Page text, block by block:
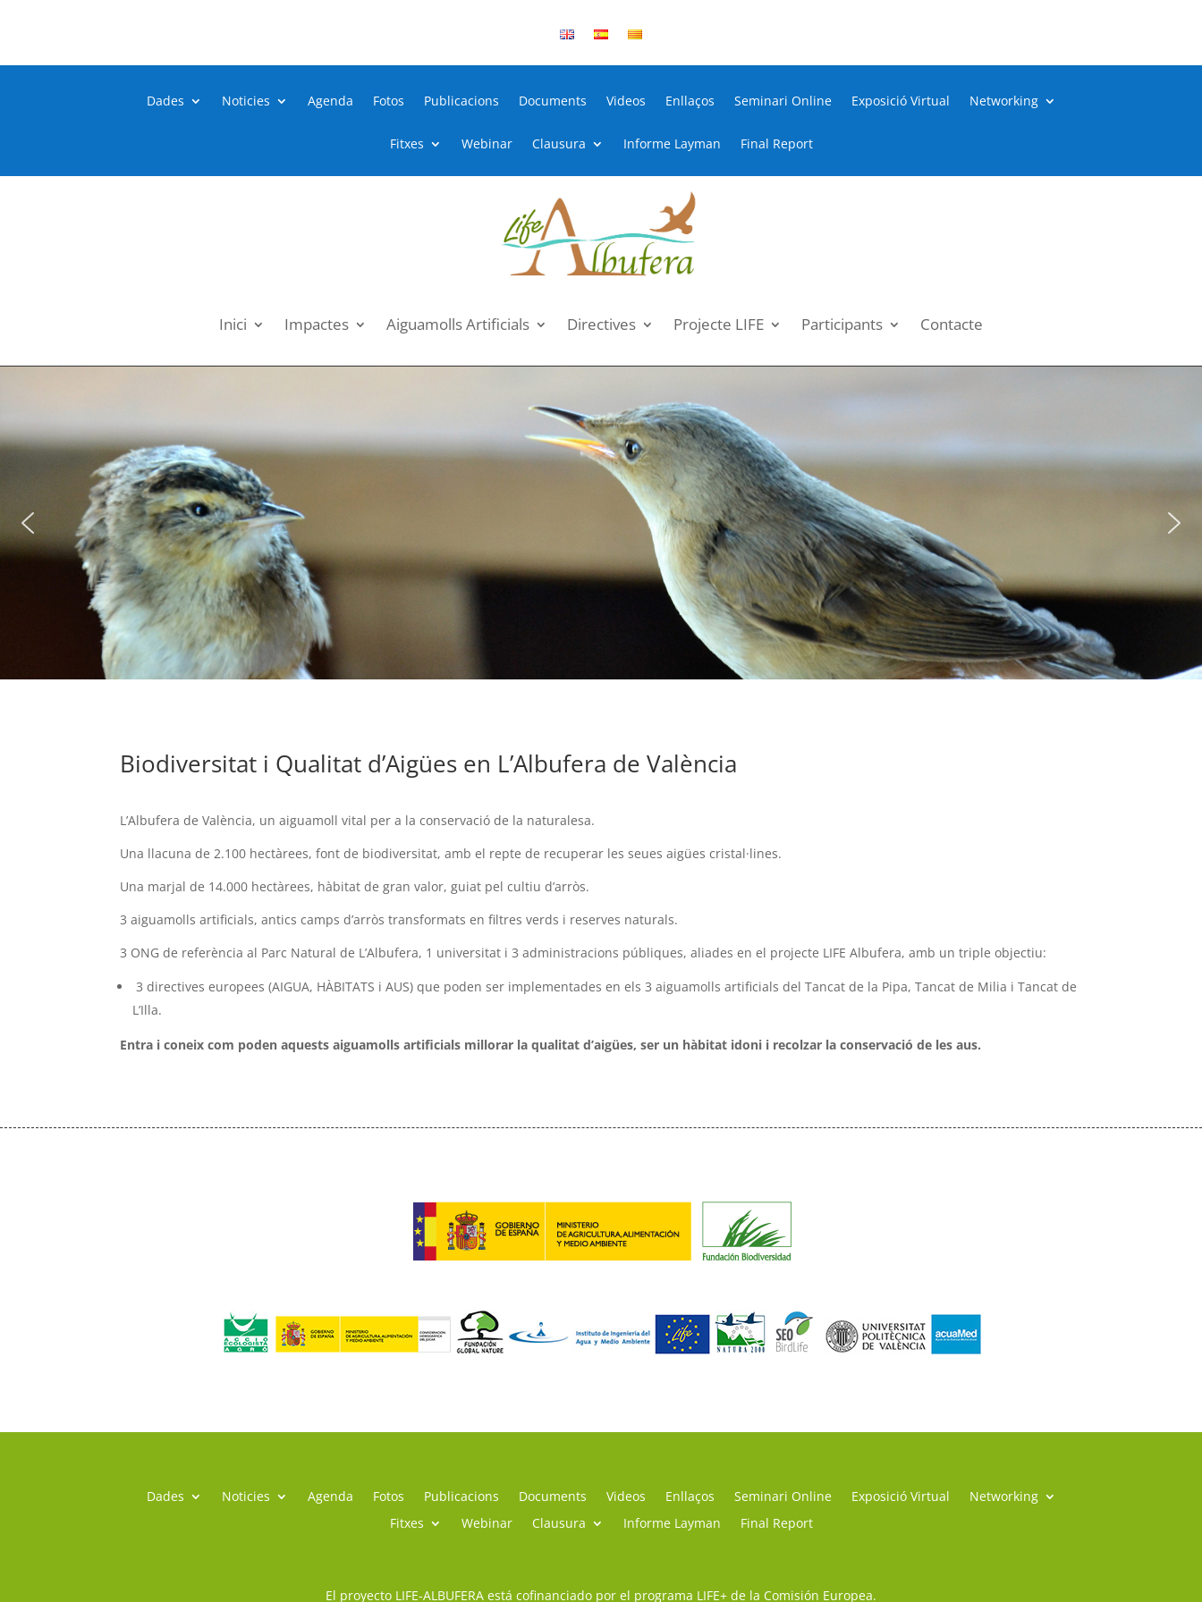
Dades Noticies Agenda Fotos Publicacions Documents Videos Enllaços Seminari Online Exposició Virtual Networking
Fitxes Webinar Clausura Informe Layman Final Report
Inici Impactes Aiguamolls Artificials Directives Projecte LIFE Participants Contacte
Biodiversitat i Qualitat d’Aigües en L’Albufera de València
L’Albufera de València, un aiguamoll vital per a la conservació de la naturalesa.
Una llacuna de 2.100 hectàrees, font de biodiversitat, amb el repte de recuperar les seues aigües cristal·lines.
Una marjal de 14.000 hectàrees, hàbitat de gran valor, guiat pel cultiu d’arròs.
3 aiguamolls artificials, antics camps d’arròs transformats en filtres verds i reserves naturals.
3 ONG de referència al Parc Natural de L’Albufera, 1 universitat i 3 administracions públiques, aliades en el projecte LIFE Albufera, amb un triple objectiu:
3 directives europees (AIGUA, HÀBITATS i AUS) que poden ser implementades en els 3 aiguamolls artificials del Tancat de la Pipa, Tancat de Milia i Tancat de
L’Illa.
Entra i coneix com poden aquests aiguamolls artificials millorar la qualitat d’aigües, ser un hàbitat idoni i recolzar la conservació de les aus.
Dades Noticies Agenda Fotos Publicacions Documents Videos Enllaços Seminari Online Exposició Virtual
Networking
Fitxes
Webinar Clausura Informe Layman Final Report
El proyecto LIFE-ALBUFERA está cofinanciado por el programa LIFE+ de la Comisión Europea.